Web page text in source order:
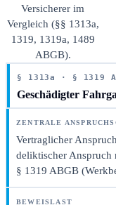
Versicherer im
Vergleich (§§ 1313a,
1319, 1319a, 1489
ABGB).
§ 1313a · § 1319
Geschädigter
Vertraglicher
deliktischer Anspruch
§ 1319 ABGB